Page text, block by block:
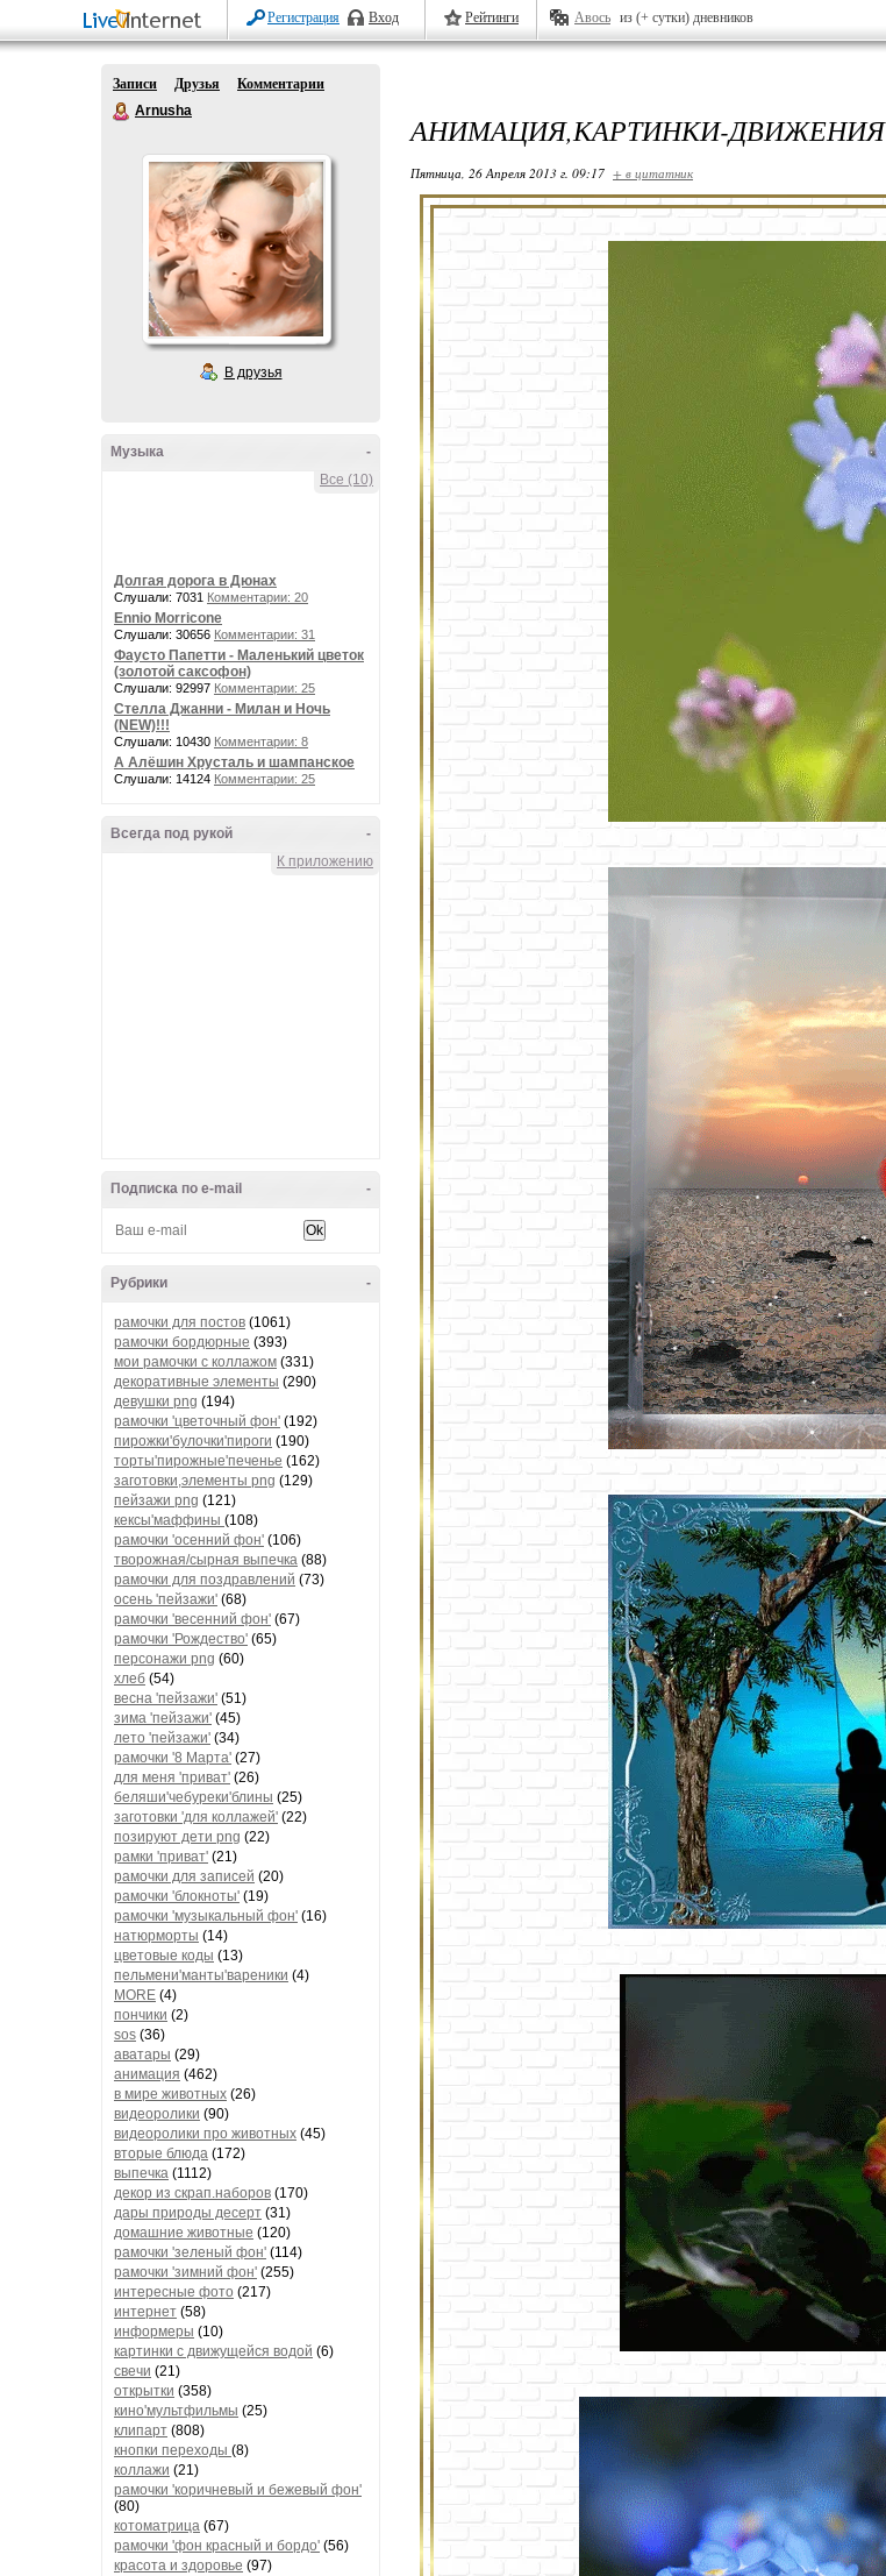
Регистрация Вход Рейтинги Авось из (+ сутки) дневников
Записи Друзья
Комментарии
Arnusha
В друзья
-
Музыка
Все (10)
Долгая дорога в Дюнах
Слушали: 7031 Комментарии: 20
Ennio Morricone
Слушали: 30656 Комментарии: 31
Фаусто Папетти - Маленький цветок
(золотой саксофон)
Слушали: 92997 Комментарии: 25
Стелла Джанни - Милан и Ночь
(NEW)!!!
Слушали: 10430 Комментарии: 8
А Алёшин Хрусталь и шампанское
Слушали: 14124 Комментарии: 25
-
Всегда под рукой
К приложению
-
Подписка по e-mail
-
Рубрики
рамочки для постов (1061)
рамочки бордюрные (393)
мои рамочки с коллажом (331)
декоративные элементы (290)
девушки png (194)
рамочки 'цветочный фон' (192)
пирожки'булочки'пироги (190)
торты'пирожные'печенье (162)
заготовки,элементы png (129)
пейзажи png (121)
кексы'маффины (108)
рамочки 'осенний фон' (106)
творожная/сырная выпечка (88)
рамочки для поздравлений (73)
осень 'пейзажи' (68)
рамочки 'весенний фон' (67)
рамочки 'Рождество' (65)
персонажи png (60)
хлеб (54)
весна 'пейзажи' (51)
зима 'пейзажи' (45)
лето 'пейзажи' (34)
рамочки '8 Марта' (27)
для меня 'приват' (26)
беляши'чебуреки'блины (25)
заготовки 'для коллажей' (22)
позируют дети png (22)
рамки 'приват' (21)
рамочки для записей (20)
рамочки 'блокноты' (19)
рамочки 'музыкальный фон' (16)
натюрморты (14)
цветовые коды (13)
пельмени'манты'вареники (4)
MORE (4)
пончики (2)
sos (36)
аватары (29)
анимация (462)
в мире животных (26)
видеоролики (90)
видеоролики про животных (45)
вторые блюда (172)
выпечка (1112)
декор из скрап.наборов (170)
дары природы десерт (31)
домашние животные (120)
рамочки 'зеленый фон' (114)
рамочки 'зимний фон' (255)
интересные фото (217)
интернет (58)
информеры (10)
картинки с движущейся водой (6)
свечи (21)
открытки (358)
кино'мультфильмы (25)
клипарт (808)
кнопки переходы (8)
коллажи (21)
рамочки 'коричневый и бежевый фон'
(80)
котоматрица (67)
рамочки 'фон красный и бордо' (56)
красота и здоровье (97)
АНИМАЦИЯ,КАРТИНКИ-ДВИЖЕНИЯ
Пятница, 26 Апреля 2013 г. 09:17 + в цитатник